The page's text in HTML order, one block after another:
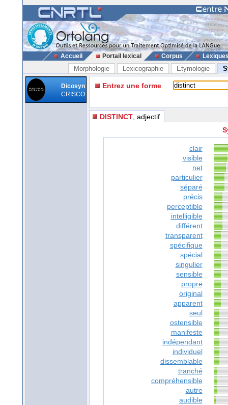
Accueil Portail lexical Corpus
Morphologie Lexicographie Etymologie
Dicosyn
CRISCO
Entrez une forme
DISTINCT , adjectif
clair
visible
net
particulier
séparé
précis
perceptible
intelligible
différent
transparent
spécifique
spécial
singulier
sensible
propre
original
apparent
seul
ostensible
manifeste
indépendant
individuel
dissemblable
tranché
compréhensible
autre
audible